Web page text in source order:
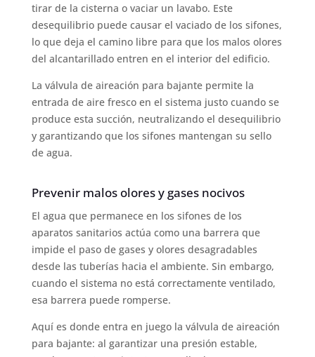
tirar de la cisterna o vaciar un lavabo. Este
desequilibrio puede causar el vaciado de los sifones,
lo que deja el camino libre para que los malos olores
del alcantarillado entren en el interior del edificio.
La válvula de aireación para bajante permite la
entrada de aire fresco en el sistema justo cuando se
produce esta succión, neutralizando el desequilibrio
y garantizando que los sifones mantengan su sello
de agua.
Prevenir malos olores y gases nocivos
El agua que permanece en los sifones de los
aparatos sanitarios actúa como una barrera que
impide el paso de gases y olores desagradables
desde las tuberías hacia el ambiente. Sin embargo,
cuando el sistema no está correctamente ventilado,
esa barrera puede romperse.
Aquí es donde entra en juego la válvula de aireación
para bajante: al garantizar una presión estable,